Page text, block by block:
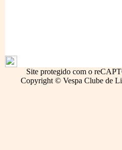
Site protegido com o
Copyright © Vespa Clube de